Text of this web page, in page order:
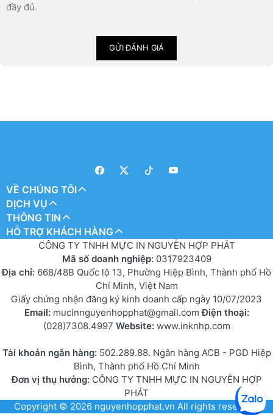
đầy đủ.
GỬI ĐÁNH GIÁ
VỀ CHÚNG TÔI
DỊCH VỤ
THÔNG TIN
HỖ TRỢ KHÁCH HÀNG
CÔNG TY TNHH MỰC IN NGUYỄN HỢP PHÁT
Mã số doanh nghiệp: 0317923409
Địa chỉ: 668/48B Quốc lộ 13, Phường Hiệp Bình, Thành phố Hồ
Chí Minh, Việt Nam
Giấy chứng nhận đăng ký kinh doanh cấp ngày 10/07/2023
Email: mucinnguyenhopphat@gmail.comĐiện thoại:
(028)7308.4997 Website: www.inknhp.com
Tài khoản ngân hàng: 502.289.88. Ngân hàng ACB - PGD Hiệp
Bình, Thành phố Hồ Chí Minh
Đơn vị thụ hưởng:CÔNG TY TNHH MỰC IN NGUYỄN HỢP
PHÁT
Copyright © 2026 nguyenhopphat.vn All rights reserved.